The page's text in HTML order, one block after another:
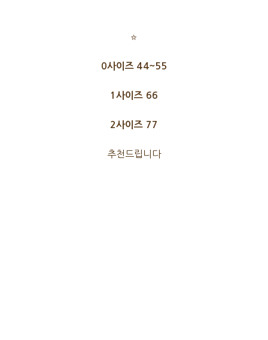
⭐
0사이즈 44~55
1사이즈 66
2사이즈 77
추천드립니다